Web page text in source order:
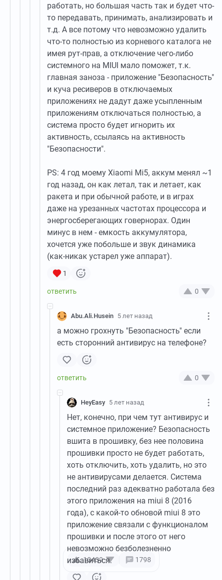
10439 1798
работать, но большая часть так и будет что-
то передавать, принимать, анализировать и
т.д. А все потому что невозможно удалить
что-то полностью из корневого каталога не
имея рут-прав, а отключение чего-либо
системного на MIUI мало поможет, т.к.
главная заноза - приложение "Безопасность"
и куча ресиверов в отключаемых
приложениях не дадут даже усыпленным
приложениям отключаться полностью, а
система просто будет игнорить их
активность, ссылаясь на активность
"Безопасности".
PS: 4 год моему Xiaomi Mi5, аккум менял ~1
год назад, он как летал, так и летает, как
ракета и при обычной работе, и в играх
даже на урезанных частотах процессора и
энергосберегающих говернорах. Один
минус в нем - емкость аккумулятора,
хочется уже побольше и звук динамика
(как-никак устарел уже аппарат).
1
0
Abu.Ali.Husein 5 лет назад
а можно грохнуть "Безопасность" если
есть сторонний антивирус на телефоне?
0
HeyEasy 5 лет назад
Нет, конечно, при чем тут антивирус и
системное приложение? Безопасность
вшита в прошивку, без нее половина
прошивки просто не будет работать,
хоть отключить, хоть удалить, но это
не антивирусами делается. Система
последний раз адекватно работала без
этого приложения на miui 8 (2016
года), с какой-то обновой miui 8 это
приложение связали с функционалом
прошивки и после этого от него
невозможно безболезненно
избавиться.